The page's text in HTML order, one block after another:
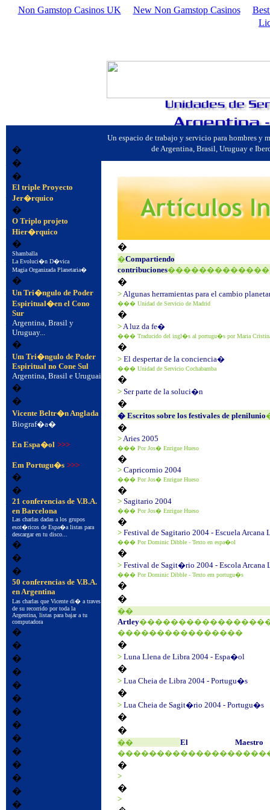
Non Gamstop Casinos UK New Non Gamstop Casinos
�
�
�
�
�
�
�
�
�Compartiendo
contribuciones
�
>Algunas herramientas para el cambio
��� Unidad de Servicio de Madrid
�
>A luz da fe�
��� Traducido del ingl�s al portugu�s por Maria
�
> El despertar de la conciencia�
��� Unidad de Servicio Cochabamba
�
> Ser parte de la soluci�n
�
� Escritos sobre los festivales de plenilunio
�
>Aries 2005
��� Por Jos� Enrigue Hueso
�
> Capricornio 2004
��� Por Jos� Enrigue Hueso
�
> Sagitario 2004
��� Por Jos� Enrigue Hueso
�
> Festival de Sagitario 2004 - Escuela Arcana
��� Por Dominic Dibble - Texto en espa�ol
�
> Festival de Sagit�rio 2004 - Escola Arcana
��� Por Dominic Dibble - Texto em portugu�s
�
�
Artley
����������������
�
> Luna Llena de Libra 2004 - Espa�ol
�
> Lua Cheia de Libra 2004 - Portugu�s
�
> Lua Cheia de Sagit�rio 2004 - Portugu�s
�
�
�� El
�
>
�
>
�
Un espacio de trabajo y servicio para hombres y
de Argentina, Brasil, Uruguay e
�
�
�
�
�
�
El triple Proyecto
Jer�rquico
�
O Triplo projeto
Hier�rquico
�
Shamballa
La Evoluci�n D�vica
Magia Organizada Planetaria�
�
Un Tri�ngulo de Poder
Espiritual�en el Cono
Sur
Argentina, Brasil y
Uruguay...
�
Um Tri�ngulo de Poder
Espiritual no Cone Sul
Argentina, Brasil e Uruguai
�
�
Vicente Beltr�n Anglada
Biograf�a�
En Espa�ol >>>
Em Portugu�s >>>
�
�
21 conferencias de V.B.A.
en Barcelona
Las charlas dadas a los grupos
esot�ricos de Espa�a listas para
descargar en tu disco...
�
�
�
50 conferencias de V.B.A.
en Argentina
Las charlas que Vicente di� a traves
de su recorrido por toda la
Argentina, listas para bajar a tu
computadora
�
�
�
�
�
�
�
�
�
�
�
�
�
�